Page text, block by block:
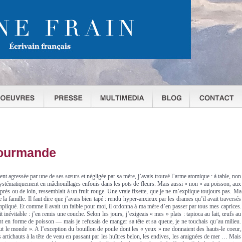
agressée par une de ses sœurs et négligée par sa mère, j’avais trouvé l’arme atomique : à table, non
en mâchouillages enfouis dans les pots de fleurs. Mais aussi « non » au poisson, aux
ou de loin, ressemblait à un fruit rouge. Une vraie fixette, que je ne m’explique toujours pas. Ma
la famille. Il faut dire que j’avais bien tapé : rendu hyper-anxieux par les drames qu’il avait traversés
Et comme il avait un faible pour moi, il ordonna à ma mère d’en passer par tous mes caprices.
: j’en remis une couche. Selon les jours, j’exigeais « mes » plats : tapioca au lait, œufs au
en forme de poisson — mais je refusais de manger sa tête et sa queue, je ne touchais qu’au milieu.
le monde ». A l’exception du bouillon de poule dont les « yeux » me donnaient des hauts-le coeur,
à la tête de veau en passant par les huîtres belon, les endives, les araignées de mer … Mais